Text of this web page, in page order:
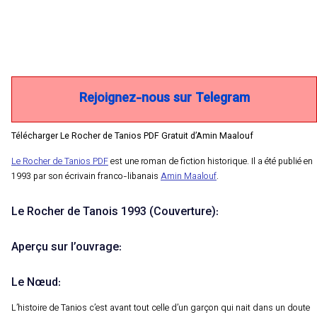
Rejoignez-nous sur Telegram
Télécharger Le Rocher de Tanios PDF Gratuit d’Amin Maalouf
Le Rocher de Tanios PDFest une roman de fiction historique. Il a été publié en
1993 par son écrivain franco-libanais Amin Maalouf.
Le Rocher de Tanois 1993 (Couverture):
Aperçu sur l’ouvrage:
Le Nœud:
L’histoire de Tanios c’est avant tout celle d’un garçon qui nait dans un doute